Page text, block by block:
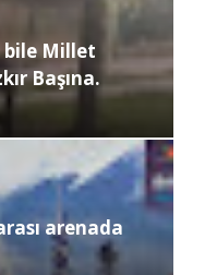
bile Millet
Başına.
arenada